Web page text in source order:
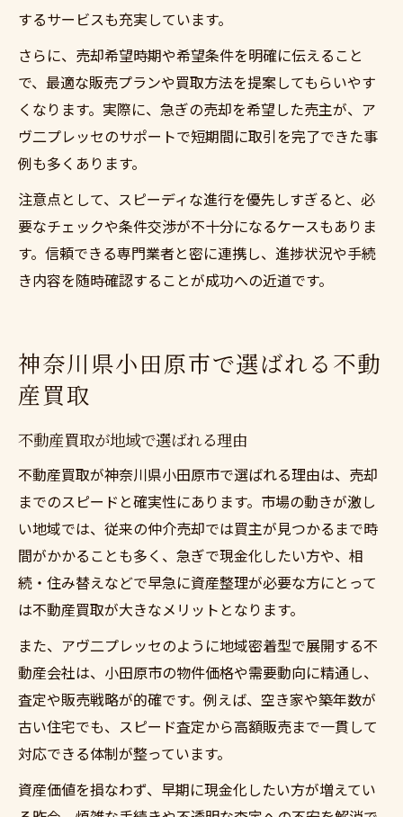
するサービスも充実しています。
さらに、売却希望時期や希望条件を明確に伝えること
で、最適な販売プランや買取方法を提案してもらいやす
くなります。実際に、急ぎの売却を希望した売主が、ア
ヴ二プレッセのサポートで短期間に取引を完了できた事
例も多くあります。
注意点として、スピーディな進行を優先しすぎると、必
要なチェックや条件交渉が不十分になるケースもありま
す。信頼できる専門業者と密に連携し、進捗状況や手続
き内容を随時確認することが成功への近道です。
神奈川県小田原市で選ばれる不動
産買取
不動産買取が地域で選ばれる理由
不動産買取が神奈川県小田原市で選ばれる理由は、売却
までのスピードと確実性にあります。市場の動きが激し
い地域では、従来の仲介売却では買主が見つかるまで時
間がかかることも多く、急ぎで現金化したい方や、相
続・住み替えなどで早急に資産整理が必要な方にとって
は不動産買取が大きなメリットとなります。
また、アヴ二プレッセのように地域密着型で展開する不
動産会社は、小田原市の物件価格や需要動向に精通し、
査定や販売戦略が的確です。例えば、空き家や築年数が
古い住宅でも、スピード査定から高額販売まで一貫して
対応できる体制が整っています。
資産価値を損なわず、早期に現金化したい方が増えてい